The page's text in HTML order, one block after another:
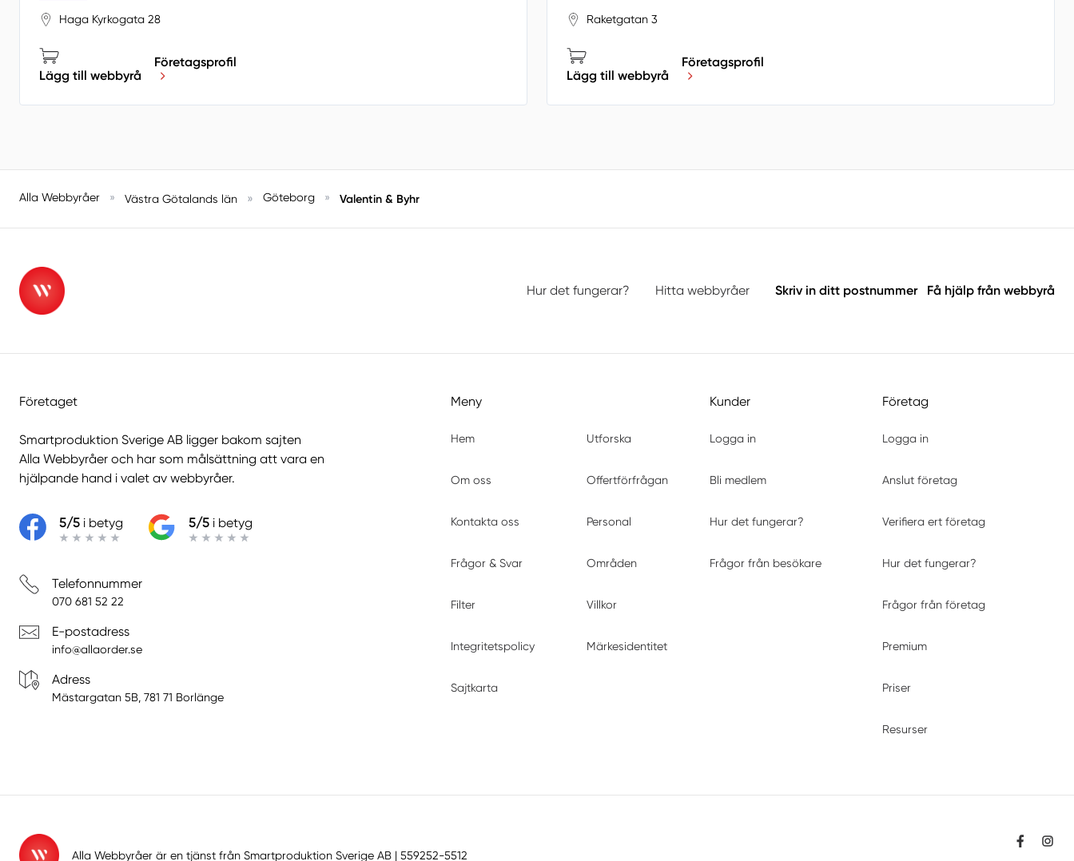
Haga Kyrkogata 28
Lägg till webbyrå
Företagsprofil
Raketgatan 3
Lägg till webbyrå
Företagsprofil
Alla Webbyråer » Västra Götalands län » Göteborg » Valentin & Byhr
Hur det fungerar? Hitta webbyråer Skriv in ditt postnummer Få hjälp från webbyrå
Företaget
Smartproduktion Sverige AB ligger bakom sajten
Alla Webbyråer och har som målsättning att vara en
hjälpande hand i valet av webbyråer.
5/5 i betyg 5/5 i betyg
Telefonnummer
070 681 52 22
E-postadress
info@allaorder.se
Adress
Mästargatan 5B, 781 71 Borlänge
Meny
Hem Utforska
Om oss Offertförfrågan
Kontakta oss Personal
Frågor & Svar Områden
Filter Villkor
Integritetspolicy Märkesidentitet
Sajtkarta
Kunder
Logga in
Bli medlem
Hur det fungerar?
Frågor från besökare
Företag
Logga in
Anslut företag
Verifiera ert företag
Hur det fungerar?
Frågor från företag
Premium
Priser
Resurser
Alla Webbyråer är en tjänst från Smartproduktion Sverige AB | 559252-5512